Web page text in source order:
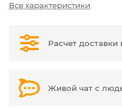
Все характеристики
Расчет доставки
Живой чат с